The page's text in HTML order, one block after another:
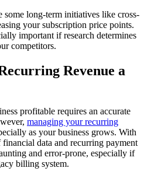
some long-term initiatives like cross-
your subscription price points.
important if research determines
competitors.
Revenue a
profitable requires an accurate
managing your recurring
as your business grows. With
data and recurring payment
and error-prone, especially if
billing system.